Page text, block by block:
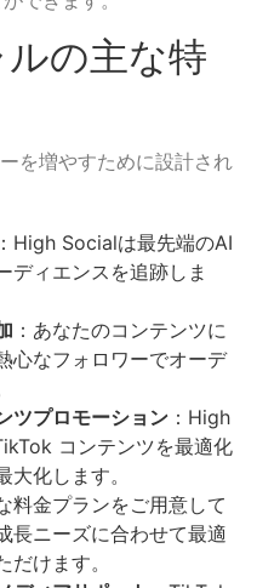
の主な特
を増やすために設計され
High Socialは最先端のAI
ディエンスを追跡しま
：あなたのコンテンツに
心なフォロワーでオーデ
ツプロモーション ：High
コンテンツを最適化
大化します。
料金プランをご用意して
長ニーズに合わせて最適
けます。